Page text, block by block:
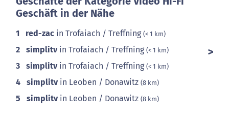
Geschäft in der Nähe
1 red-zac in Trofaiach / Treffning (< 1 km)
2 simplitvin Trofaiach / Treffning (< 1 km)
3 simplitvin Trofaiach / Treffning (< 1 km)
4 simplitvin Leoben / Donawitz (8 km)
5 simplitvin Leoben / Donawitz (8 km)